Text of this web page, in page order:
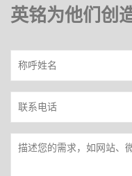
英铭为他们创